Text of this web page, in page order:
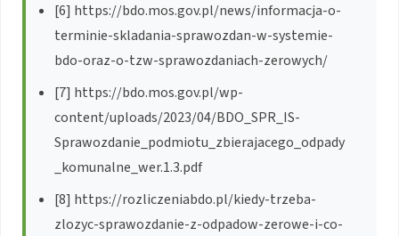
[6] https://bdo.mos.gov.pl/news/informacja-o-
terminie-skladania-sprawozdan-w-systemie-
bdo-oraz-o-tzw-sprawozdaniach-zerowych/
[7] https://bdo.mos.gov.pl/wp-
content/uploads/2023/04/BDO_SPR_IS-
Sprawozdanie_podmiotu_zbierajacego_odpady
_komunalne_wer.1.3.pdf
[8] https://rozliczeniabdo.pl/kiedy-trzeba-
zlozyc-sprawozdanie-z-odpadow-zerowe-i-co-